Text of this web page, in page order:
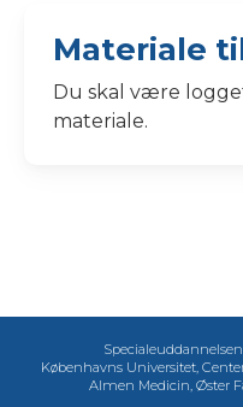
Materiale
Du skal være
materiale.
Københavns Universitet,
Almen Medicin, Øster